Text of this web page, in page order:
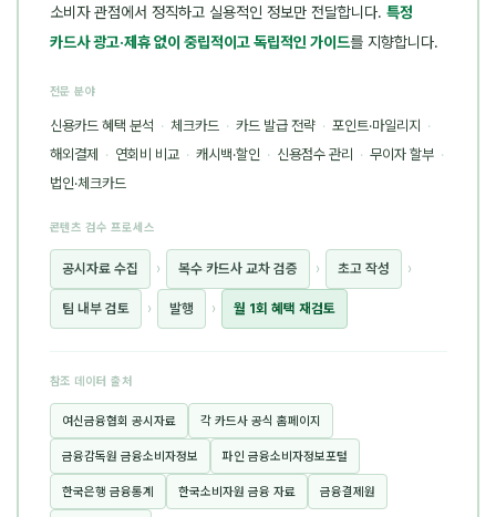
소비자 관점에서 정직하고 실용적인 정보만 전달합니다. 특정
카드사 광고·제휴 없이 중립적이고 독립적인 가이드를 지향합니다.
전문 분야
신용카드 혜택 분석 · 체크카드 · 카드 발급 전략 · 포인트·마일리지 ·
해외결제 · 연회비 비교 · 캐시백·할인 · 신용점수 관리 · 무이자 할부 ·
법인·체크카드
콘텐츠 검수 프로세스
공시자료 수집 › 복수 카드사 교차 검증 › 초고 작성 ›
팀 내부 검토 › 발행 › 월 1회 혜택 재검토
참조 데이터 출처
여신금융협회 공시자료 각 카드사 공식 홈페이지
금융감독원 금융소비자정보 파인 금융소비자정보포털
한국은행 금융통계 한국소비자원 금융 자료 금융결제원